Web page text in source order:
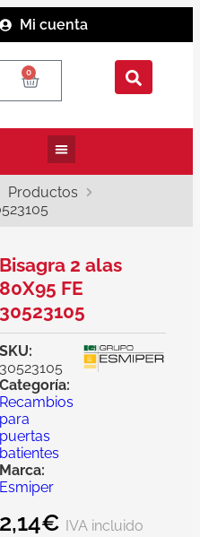
Mi cuenta
0
Productos
Bisagra 2 alas
80X95 FE
30523105
SKU:
30523105
Categoría:
Recambios
para
puertas
batientes
Marca:
Esmiper
2,14€ IVA incluido